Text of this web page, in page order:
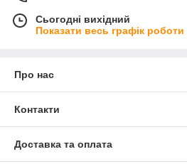
Сьогодні вихідний
Показати весь графік роботи
Про нас
Контакти
Доставка та оплата